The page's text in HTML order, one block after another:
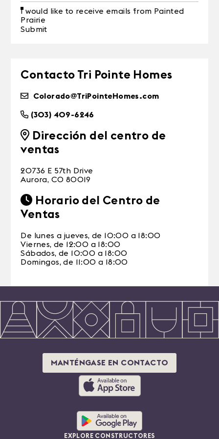
I would like to receive emails from Painted
Prairie
Submit
Contacto Tri Pointe Homes
Colorado@TriPointeHomes.com
(303) 409-6246
Dirección del centro de
ventas
20736 E 57th Drive
Aurora, CO 80019
Horario del Centro de
Ventas
De lunes a jueves, de 10:00 a 18:00
Viernes, de 12:00 a 18:00
Sábados, de 10:00 a 18:00
Domingos, de 11:00 a 18:00
EXPLORE CONSTRUCTORES
MANTÉNGASE EN CONTACTO